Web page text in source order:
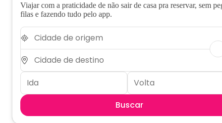
Viajar com a praticidade de não sair de casa pra reservar, sem
filas e fazendo tudo pelo app.
Buscar